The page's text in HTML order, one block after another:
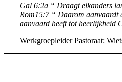
Gal 6:2a “ Draagt elkanders
Rom15:7 “ Daarom aanvaardt
aanvaard heeft tot heerlijkheid
Werkgroepleider Pastoraat: